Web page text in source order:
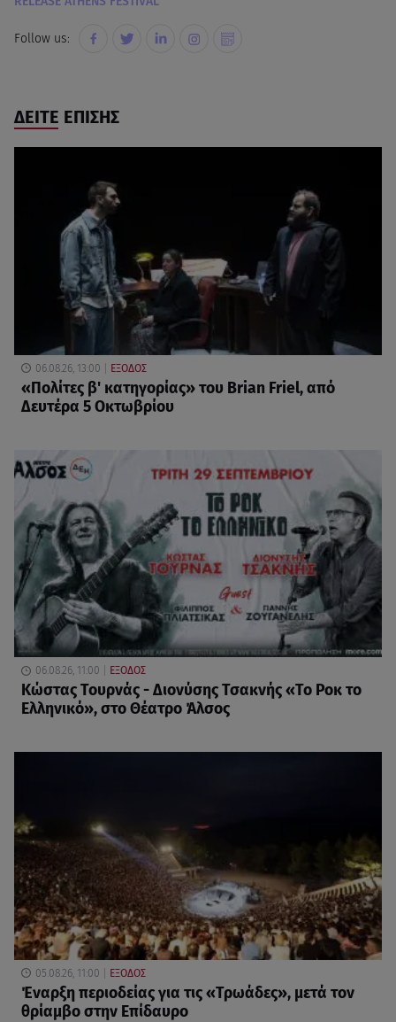
Follow us:
ΔΕΙΤΕ ΕΠΙΣΗΣ
06.08.26, 13:00 ΕΞΟΔΟΣ
«Πολίτες β' κατηγορίας» του Brian Friel, από
Δευτέρα 5 Οκτωβρίου
06.08.26, 11:00 ΕΞΟΔΟΣ
Κώστας Τουρνάς - Διονύσης Τσακνής «Το Ροκ το
Ελληνικό», στο Θέατρο Άλσος
05.08.26, 11:00 ΕΞΟΔΟΣ
Έναρξη περιοδείας για τις «Τρωάδες», μετά τον
θρίαμβο στην Επίδαυρο